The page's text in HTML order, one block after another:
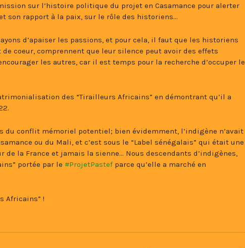
sur l’histoire politique du projet en Casamance pour alerter
son rapport à la paix, sur le rôle des historiens…
d’apaiser les passions, et pour cela, il faut que les historiens
coeur, comprennent que leur silence peut avoir des effets
les autres, car il est temps pour la recherche d’occuper le
des “Tirailleurs Africains” en démontrant qu’il a
du conflit mémoriel potentiel; bien évidemment, l’indigène n’avait
ou du Mali, et c’est sous le “Label sénégalais” qui était une
la France et jamais la sienne… Nous descendants d’indigènes,
portée par le #ProjetPastef parce qu’elle a marché en
Africains” !